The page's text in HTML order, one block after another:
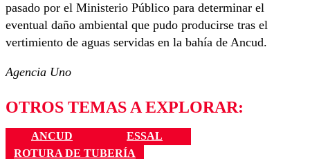
pasado por el Ministerio Público para determinar el
eventual daño ambiental que pudo producirse tras el
vertimiento de aguas servidas en la bahía de Ancud.
Agencia Uno
OTROS TEMAS A EXPLORAR:
ANCUD
ESSAL
ROTURA DE TUBERÍA